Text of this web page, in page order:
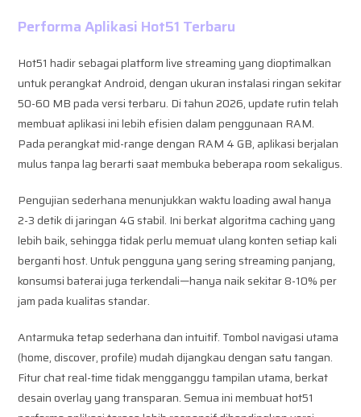
Performa Aplikasi Hot51 Terbaru
Hot51 hadir sebagai platform live streaming yang dioptimalkan
untuk perangkat Android, dengan ukuran instalasi ringan sekitar
50-60 MB pada versi terbaru. Di tahun 2026, update rutin telah
membuat aplikasi ini lebih efisien dalam penggunaan RAM.
Pada perangkat mid-range dengan RAM 4 GB, aplikasi berjalan
mulus tanpa lag berarti saat membuka beberapa room sekaligus.
Pengujian sederhana menunjukkan waktu loading awal hanya
2-3 detik di jaringan 4G stabil. Ini berkat algoritma caching yang
lebih baik, sehingga tidak perlu memuat ulang konten setiap kali
berganti host. Untuk pengguna yang sering streaming panjang,
konsumsi baterai juga terkendali—hanya naik sekitar 8-10% per
jam pada kualitas standar.
Antarmuka tetap sederhana dan intuitif. Tombol navigasi utama
(home, discover, profile) mudah dijangkau dengan satu tangan.
Fitur chat real-time tidak mengganggu tampilan utama, berkat
desain overlay yang transparan. Semua ini membuat hot51